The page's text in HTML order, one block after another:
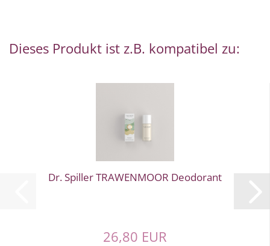
Dieses Produkt ist z.B. kompatibel zu:
Dr. Spiller TRAWENMOOR Deodorant
26,80 EUR